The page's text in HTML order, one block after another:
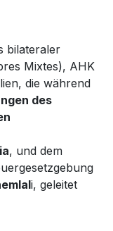
bilateraler
Mixtes), AHK
die während
des
, und dem
i, geleitet